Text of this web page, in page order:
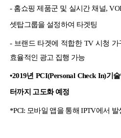
- 홈쇼핑 제품군 및 실시간 채널,
셋탑그룹을 설정하여 타겟팅
- 브랜드 타겟에 적합한 TV 시청
효율적인 광고 집행 가능
•2019년 PCI(Personal Check In)기
터까지 고도화 예정
*PCI: 모바일 앱을 통해 IPTV에서